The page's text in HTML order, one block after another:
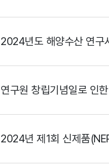
2024년도 해양수산 연구
연구원 창립기념일로 인